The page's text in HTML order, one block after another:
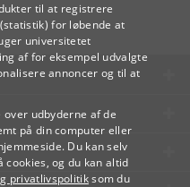
til at registrere
for løbende at
universitetet
af for eksempel udvalgte
annoncer og til at
over udbyderne af de
på din computer eller
Du kan selv
og du kan altid
privatlivspolitiksom du